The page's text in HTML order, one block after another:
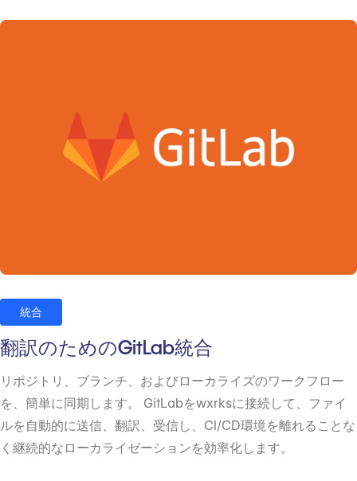
統合
翻訳のためのGitLab統合
リポジトリ、ブランチ、およびローカライズのワークフロー
を、簡単に同期します。 GitLabをwxrksに接続して、ファイ
ルを自動的に送信、翻訳、受信し、CI/CD環境を離れることな
く継続的なローカライゼーションを効率化します。